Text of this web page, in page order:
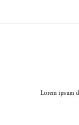
Lorem ipsum